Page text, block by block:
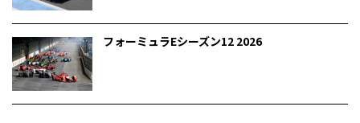
フォーミュラEシーズン12 2026